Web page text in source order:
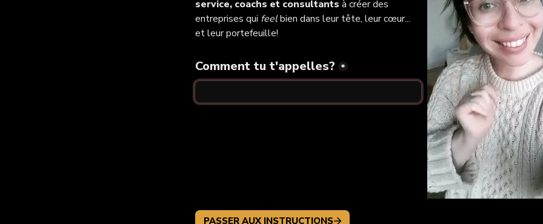
service, coachs et consultants à créer des
entreprises qui feel bien dans leur tête, leur cœur...
et leur portefeuille!
Comment tu t'appelles? *
PASSER AUX INSTRUCTIONS